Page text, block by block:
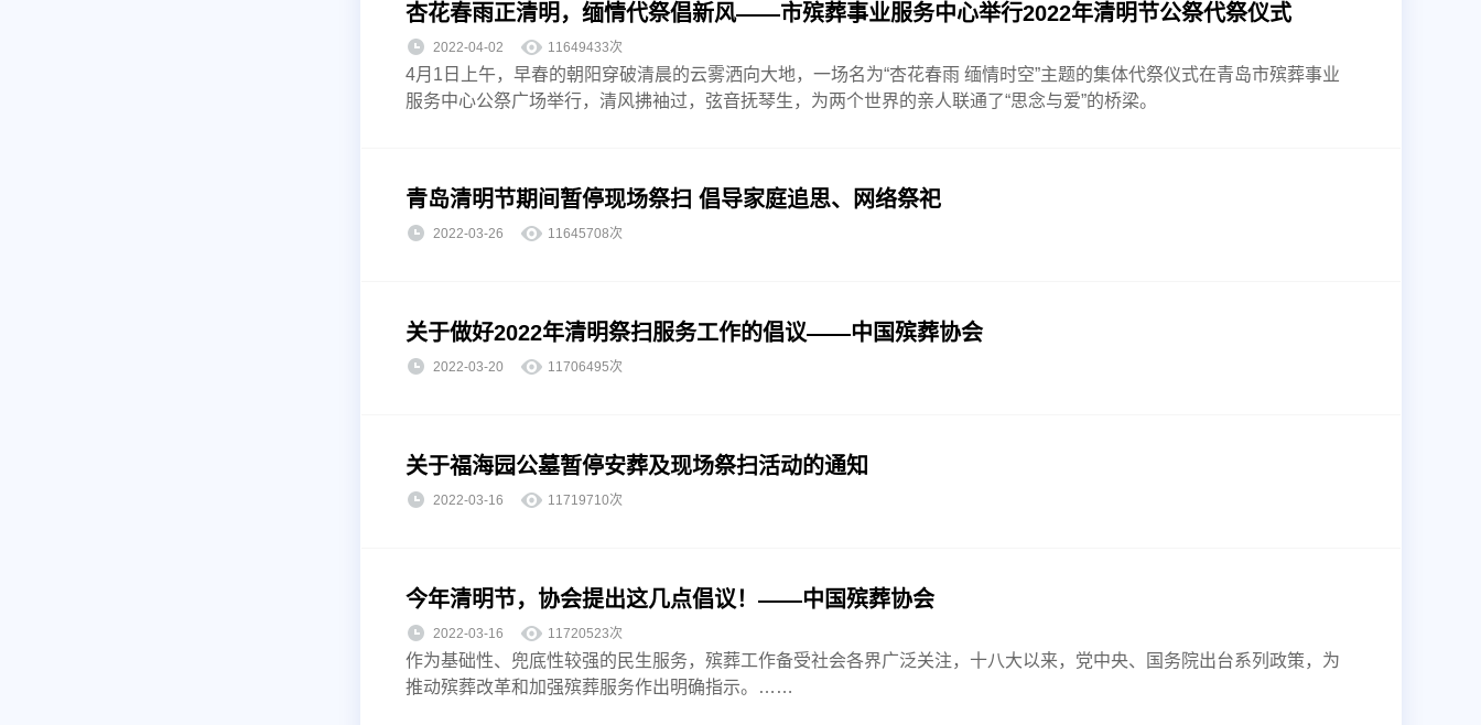
杏花春雨正清明，缅情代祭倡新风——市殡葬事业服务中心举行2022年清明节公祭代祭仪式
2022-04-02 11649433次
4月1日上午，早春的朝阳穿破清晨的云雾洒向大地，一场名为“杏花春雨 缅情时空”主题的集体代祭仪式在青岛市殡葬事业
服务中心公祭广场举行，清风拂袖过，弦音抚琴生，为两个世界的亲人联通了“思念与爱”的桥梁。
青岛清明节期间暂停现场祭扫 倡导家庭追思、网络祭祀
2022-03-26 11645708次
关于做好2022年清明祭扫服务工作的倡议——中国殡葬协会
2022-03-20 11706495次
关于福海园公墓暂停安葬及现场祭扫活动的通知
2022-03-16 11719710次
今年清明节，协会提出这几点倡议！——中国殡葬协会
2022-03-16 11720523次
作为基础性、兜底性较强的民生服务，殡葬工作备受社会各界广泛关注，十八大以来，党中央、国务院出台系列政策，为
推动殡葬改革和加强殡葬服务作出明确指示。……